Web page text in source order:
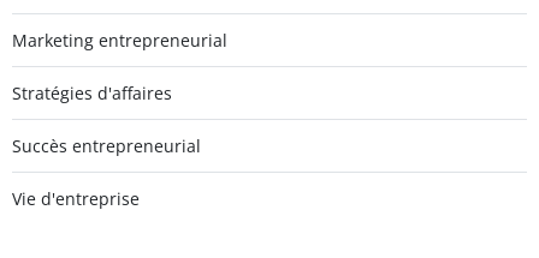
Marketing entrepreneurial
Stratégies d'affaires
Succès entrepreneurial
Vie d'entreprise